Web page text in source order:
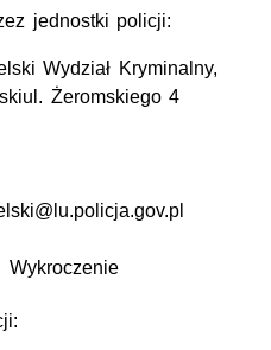
jednostki policji:
Wydział Kryminalny,
Żeromskiego 4
Wykroczenie